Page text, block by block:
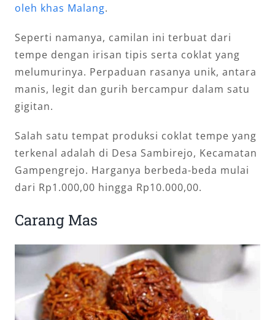
oleh khas Malang.
Seperti namanya, camilan ini terbuat dari
tempe dengan irisan tipis serta coklat yang
melumurinya. Perpaduan rasanya unik, antara
manis, legit dan gurih bercampur dalam satu
gigitan.
Salah satu tempat produksi coklat tempe yang
terkenal adalah di Desa Sambirejo, Kecamatan
Gampengrejo. Harganya berbeda-beda mulai
dari Rp1.000,00 hingga Rp10.000,00.
Carang Mas